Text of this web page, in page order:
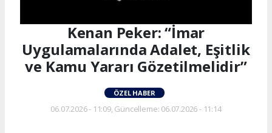
Kenan Peker: “İmar
Uygulamalarında Adalet, Eşitlik
ve Kamu Yararı Gözetilmelidir”
ÖZEL HABER
06.07.2026 - 11:09, Güncelleme: 06.07.2026 - 11:14